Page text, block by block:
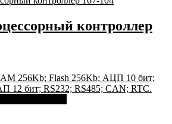
контроллер
256Kb; Flash 256Kb; АЦП 10 бит;
12 бит; RS232; RS485; CAN; RTC.